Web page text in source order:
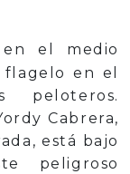
el medio
en el
peloteros.
Cabrera,
está bajo
peligroso